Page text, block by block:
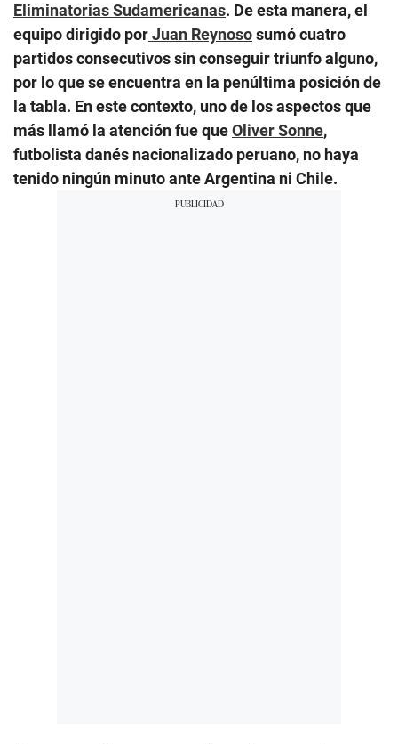
Eliminatorias Sudamericanas. De esta manera, el
equipo dirigido porJuan Reynososumó cuatro
partidos consecutivos sin conseguir triunfo alguno,
por lo que se encuentra en la penúltima posición de
la tabla. En este contexto, uno de los aspectos que
más llamó la atención fue queOliver Sonne,
futbolista danés nacionalizado peruano, no haya
tenido ningún minuto ante Argentina ni Chile.